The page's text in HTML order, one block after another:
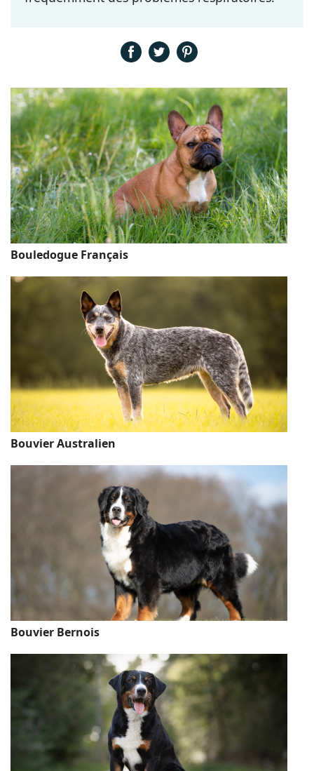
Bouledogue Français
Bouvier Australien
Bouvier Bernois